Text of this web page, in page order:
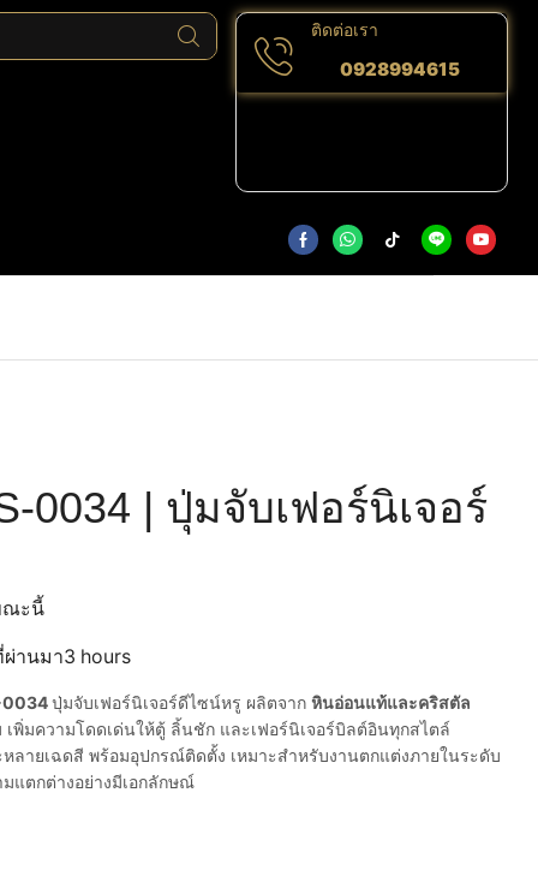
ติดต่อเรา
0928994615
0034 | ปุ่มจับเฟอร์นิเจอร์
ณะนี้
ผ่านมา3 hours
0034ปุ่มจับเฟอร์นิเจอร์ดีไซน์หรู ผลิตจาก หินอ่อนแท้และคริสตัล
เพิ่มความโดดเด่นให้ตู้ ลิ้นชัก และเฟอร์นิเจอร์บิลต์อินทุกสไตล์
ลายเฉดสี พร้อมอุปกรณ์ติดตั้ง เหมาะสำหรับงานตกแต่งภายในระดับ
แตกต่างอย่างมีเอกลักษณ์